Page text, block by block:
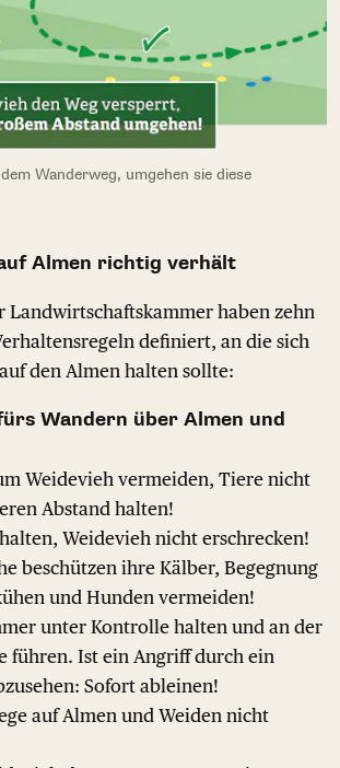
Wanderweg, umgehen sie diese
Almen richtig verhält
Landwirtschaftskammer haben zehn
definiert, an die sich
den Almen halten sollte:
Wandern über Almen und
Weidevieh vermeiden, Tiere nicht
Abstand halten!
Weidevieh nicht erschrecken!
beschützen ihre Kälber, Begegnung
und Hunden vermeiden!
unter Kontrolle halten und an der
führen. Ist ein Angriff durch ein
Sofort ableinen!
auf Almen und Weiden nicht